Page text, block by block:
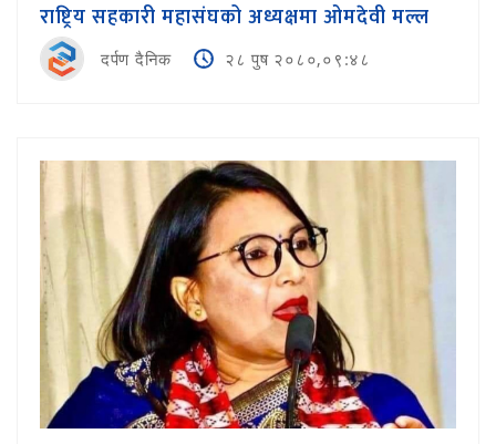
राष्ट्रिय सहकारी महासंघको अध्यक्षमा ओमदेवी मल्ल
दर्पण दैनिक २८ पुष २०८०,०९:४८